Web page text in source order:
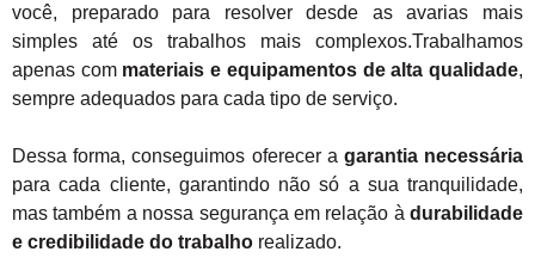
você, preparado para resolver desde as avarias mais
simples até os trabalhos mais complexos.Trabalhamos
apenas com materiais e equipamentos de alta qualidade,
sempre adequados para cada tipo de serviço.
Dessa forma, conseguimos oferecer a garantia necessária
para cada cliente, garantindo não só a sua tranquilidade,
mas também a nossa segurança em relação à durabilidade
e credibilidade do trabalho realizado.